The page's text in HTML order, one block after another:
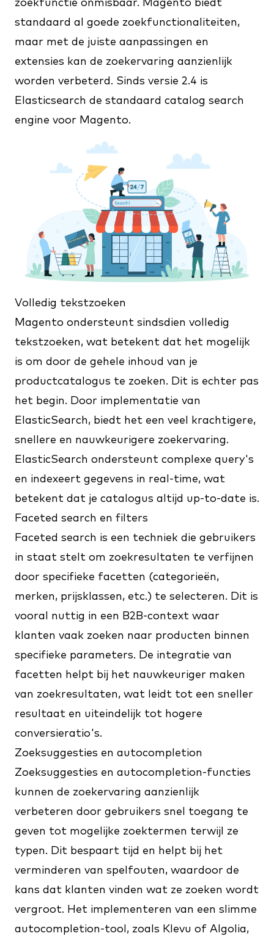
zoekfunctie onmisbaar. Magento biedt
standaard al goede zoekfunctionaliteiten,
maar met de juiste aanpassingen en
extensies kan de zoekervaring aanzienlijk
worden verbeterd. Sinds versie 2.4 is
Elasticsearch de standaard catalog search
engine voor Magento.
Volledig tekstzoeken
Magento ondersteunt sindsdien volledig
tekstzoeken, wat betekent dat het mogelijk
is om door de gehele inhoud van je
productcatalogus te zoeken. Dit is echter pas
het begin. Door implementatie van
ElasticSearch, biedt het een veel krachtigere,
snellere en nauwkeurigere zoekervaring.
ElasticSearch ondersteunt complexe query's
en indexeert gegevens in real-time, wat
betekent dat je catalogus altijd up-to-date is.
Faceted search en filters
Faceted search is een techniek die gebruikers
in staat stelt om zoekresultaten te verfijnen
door specifieke facetten (categorieën,
merken, prijsklassen, etc.) te selecteren. Dit is
vooral nuttig in een B2B-context waar
klanten vaak zoeken naar producten binnen
specifieke parameters. De integratie van
facetten helpt bij het nauwkeuriger maken
van zoekresultaten, wat leidt tot een sneller
resultaat en uiteindelijk tot hogere
conversieratio's.
Zoeksuggesties en autocompletion
Zoeksuggesties en autocompletion-functies
kunnen de zoekervaring aanzienlijk
verbeteren door gebruikers snel toegang te
geven tot mogelijke zoektermen terwijl ze
typen. Dit bespaart tijd en helpt bij het
verminderen van spelfouten, waardoor de
kans dat klanten vinden wat ze zoeken wordt
vergroot. Het implementeren van een slimme
autocompletion-tool, zoals Klevu of Algolia,